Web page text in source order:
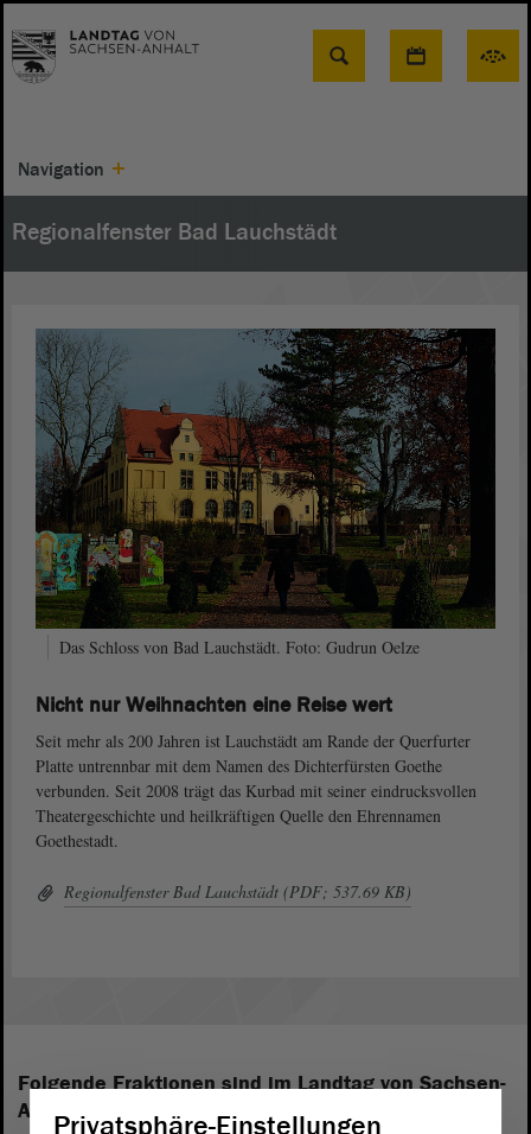
Suche
Navigation
Regionalfenster Bad Lauchstädt
Das Schloss von Bad Lauchstädt. Foto: Gudrun Oelze
Nicht nur Weihnachten eine Reise wert
Seit mehr als 200 Jahren ist Lauchstädt am Rande der Querfurter
Platte untrennbar mit dem Namen des Dichterfürsten Goethe
verbunden. Seit 2008 trägt das Kurbad mit seiner eindrucksvollen
Theatergeschichte und heilkräftigen Quelle den Ehrennamen
Goethestadt.
Regionalfenster Bad Lauchstädt (PDF; 537.69 KB)
Folgende Fraktionen sind im Landtag von Sachsen-
Anhalt vertreten:
Privatsphäre-Einstellungen